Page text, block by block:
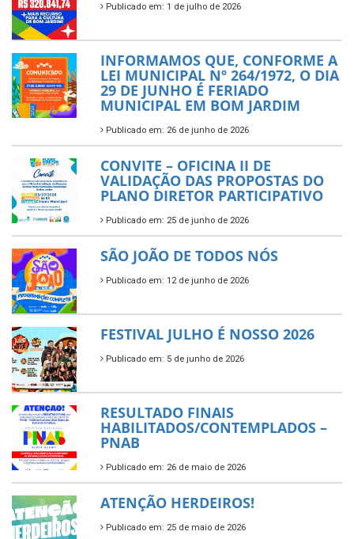
Publicado em: 1 de julho de 2026
INFORMAMOS QUE, CONFORME A
LEI MUNICIPAL Nº 264/1972, O DIA
29 DE JUNHO É FERIADO
MUNICIPAL EM BOM JARDIM
Publicado em: 26 de junho de 2026
CONVITE – OFICINA II DE
VALIDAÇÃO DAS PROPOSTAS DO
PLANO DIRETOR PARTICIPATIVO
Publicado em: 25 de junho de 2026
SÃO JOÃO DE TODOS NÓS
Publicado em: 12 de junho de 2026
FESTIVAL JULHO É NOSSO 2026
Publicado em: 5 de junho de 2026
RESULTADO FINAIS
HABILITADOS/CONTEMPLADOS –
PNAB
Publicado em: 26 de maio de 2026
ATENÇÃO HERDEIROS!
Publicado em: 25 de maio de 2026